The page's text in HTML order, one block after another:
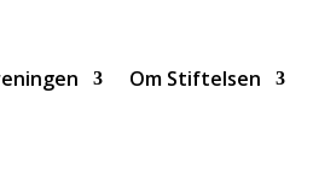
Om Stiftelsen